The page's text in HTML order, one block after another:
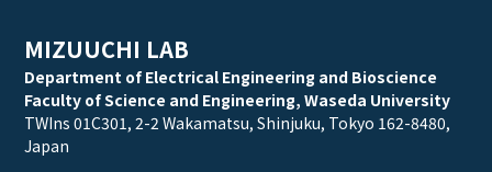
MIZUUCHI LAB
Department of Electrical Engineering and Bioscience
Faculty of Science and Engineering, Waseda University
TWIns 01C301, 2-2 Wakamatsu, Shinjuku, Tokyo 162-8480,
Japan